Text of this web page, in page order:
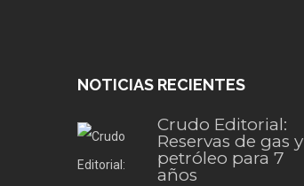
NOTICIAS RECIENTES
Crudo Editorial:
Reservas de gas y
petróleo para 7
años